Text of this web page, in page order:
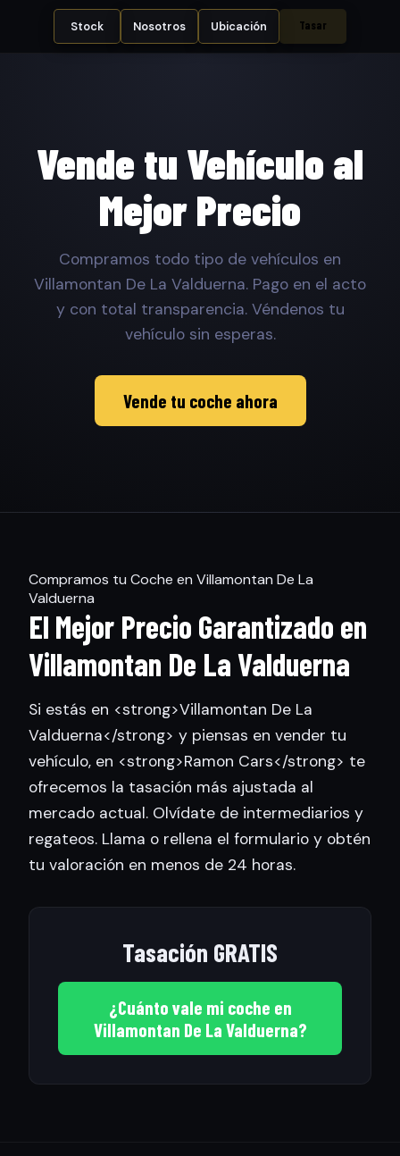
Stock Nosotros Ubicación Tasar
Vende tu Vehículo al
Mejor Precio
Compramos todo tipo de vehículos en
Villamontan De La Valduerna. Pago en el acto
y con total transparencia. Véndenos tu
vehículo sin esperas.
Vende tu coche ahora
Compramos tu Coche en Villamontan De La
Valduerna
El Mejor Precio Garantizado en
Villamontan De La Valduerna
Si estás en <strong>Villamontan De La
Valduerna</strong> y piensas en vender tu
vehículo, en <strong>Ramon Cars</strong> te
ofrecemos la tasación más ajustada al
mercado actual. Olvídate de intermediarios y
regateos. Llama o rellena el formulario y obtén
tu valoración en menos de 24 horas.
Tasación GRATIS
¿Cuánto vale mi coche en
Villamontan De La Valduerna?